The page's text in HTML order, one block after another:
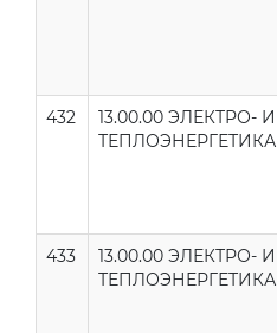
432
13.00.00 ЭЛЕКТРО- И
ТЕПЛОЭНЕРГЕТИКА
433
13.00.00 ЭЛЕКТРО- И
ТЕПЛОЭНЕРГЕТИКА